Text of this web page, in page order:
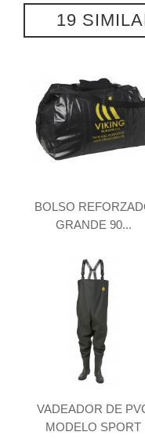
19
BOLSO
GRANDE 90...
VADEADOR DE
MODELO SPORT